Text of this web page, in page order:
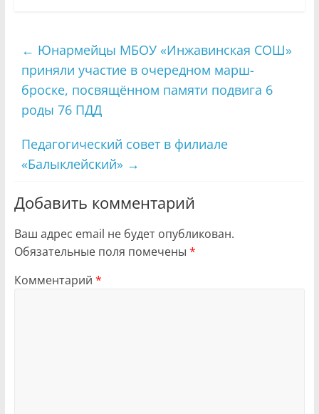
← Юнармейцы МБОУ «Инжавинская СОШ»
приняли участие в очередном марш-
броске, посвящённом памяти подвига 6
роды 76 ПДД
Педагогический совет в филиале
«Балыклейский» →
Добавить комментарий
Ваш адрес email не будет опубликован.
Обязательные поля помечены *
Комментарий *